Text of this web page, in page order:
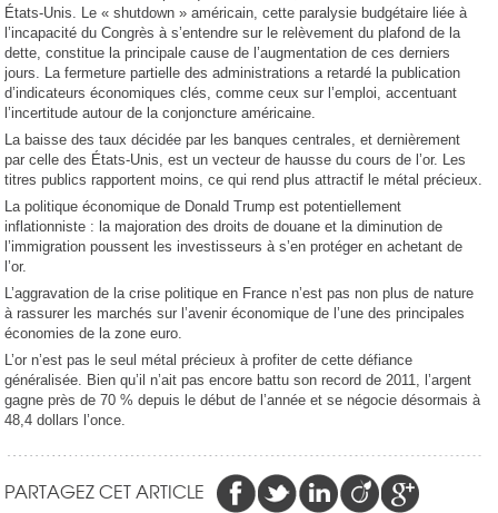
États-Unis. Le « shutdown » américain, cette paralysie budgétaire liée à
l’incapacité du Congrès à s’entendre sur le relèvement du plafond de la
dette, constitue la principale cause de l’augmentation de ces derniers
jours. La fermeture partielle des administrations a retardé la publication
d’indicateurs économiques clés, comme ceux sur l’emploi, accentuant
l’incertitude autour de la conjoncture américaine.
La baisse des taux décidée par les banques centrales, et dernièrement
par celle des États-Unis, est un vecteur de hausse du cours de l’or. Les
titres publics rapportent moins, ce qui rend plus attractif le métal précieux.
La politique économique de Donald Trump est potentiellement
inflationniste : la majoration des droits de douane et la diminution de
l’immigration poussent les investisseurs à s’en protéger en achetant de
l’or.
L’aggravation de la crise politique en France n’est pas non plus de nature
à rassurer les marchés sur l’avenir économique de l’une des principales
économies de la zone euro.
L’or n’est pas le seul métal précieux à profiter de cette défiance
généralisée. Bien qu’il n’ait pas encore battu son record de 2011, l’argent
gagne près de 70 % depuis le début de l’année et se négocie désormais à
48,4 dollars l’once.
PARTAGEZ CET ARTICLE